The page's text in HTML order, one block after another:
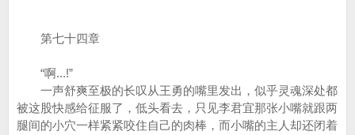
第七十四章
“啊...!”
一声舒爽至极的长叹从王勇的嘴里发出，似乎灵魂深处都
被这股快感给征服了，低头看去，只见李君宜那张小嘴就跟两
腿间的小穴一样紧紧咬住自己的肉棒，而小嘴的主人却还闭着